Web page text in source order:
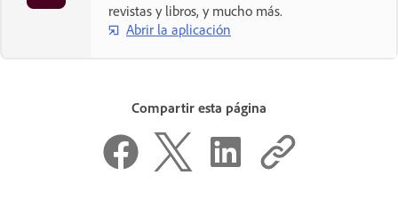
revistas y libros, y mucho más.
Abrir la aplicación
Compartir esta página